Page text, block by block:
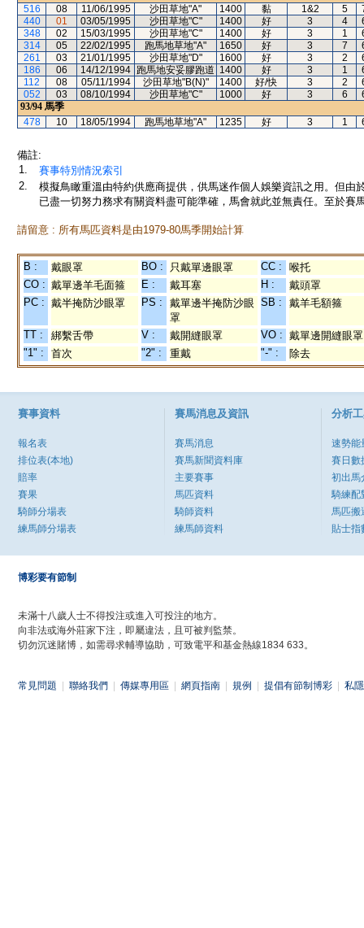
516
08 11/06/1995 沙田草地"A" 1400 黏 1&2 5
440
01 03/05/1995 沙田草地"C" 1400 好 3 4
348
02 15/03/1995 沙田草地"C" 1400 好 3 1
314
05 22/02/1995 跑馬地草地"A" 1650 好 3 7
261
03 21/01/1995 沙田草地"D" 1600 好 3 2
186
06 14/12/1994 跑馬地安妥膠跑道 1400 好 3 1
112
08 05/11/1994 沙田草地"B(N)" 1400 好/快 3 2
052
03 08/10/1994 沙田草地"C" 1000 好 3 6
93/94 馬季
478
10 18/05/1994 跑馬地草地"A" 1235 好 3 1
備註:
1.
賽事特別情況索引
2.
模擬鳥瞰重溫由特約供應商提供，供馬迷作個人娛樂資訊之用。但
已盡一切努力務求有關資料盡可能準確，馬會就此並無責任。至於賽
請留意 : 所有馬匹資料是由1979-80馬季開始計算
B : 戴眼罩 BO : 只戴單邊眼罩 CC :
喉托
CO : 戴單邊羊毛面箍 E : 戴耳塞 H :
戴頭罩
PC : 戴半掩防沙眼罩 PS :
戴單邊半掩防沙眼
罩
SB : 戴羊毛額箍
TT : 綁繫舌帶 V : 戴開縫眼罩 VO : 戴單邊開縫眼罩
"1" :
首次 "2" : 重戴 "-" : 除去
賽事資料
報名表
排位表(本地)
賠率
賽果
騎師分場表
練馬師分場表
賽馬消息及資訊
賽馬消息
賽馬新聞資料庫
主要賽事
馬匹資料
騎師資料
練馬師資料
分析
速勢能
賽日數
初出馬
騎練配
馬匹搬
貼士指
博彩要有節制
未滿十八歲人士不得投注或進入可投注的地方。
向非法或海外莊家下注，即屬違法，且可被判監禁。
切勿沉迷賭博，如需尋求輔導協助，可致電平和基金熱線1834 633。
常見問題 聯絡我們 傳媒專用區 網頁指南 規例 提倡有節制博彩 私